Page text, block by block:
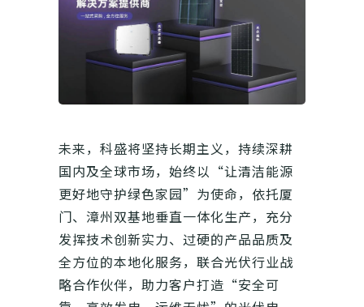
未来，科盛将坚持长期主义，持续深耕
国内及全球市场，始终以“让清洁能源
更好地守护绿色家园”为使命，依托厦
门、漳州双基地垂直一体化生产，充分
发挥技术创新实力、过硬的产品品质及
全方位的本地化服务，联合光伏行业战
略合作伙伴，助力客户打造“安全可